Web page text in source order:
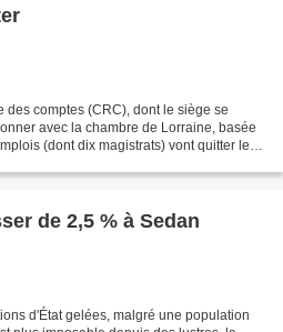
comptes (CRC), dont le siège se
avec la chambre de Lorraine, basée
(dont dix magistrats) vont quitter le
de 2,5 % à Sedan
d'État gelées, malgré une population